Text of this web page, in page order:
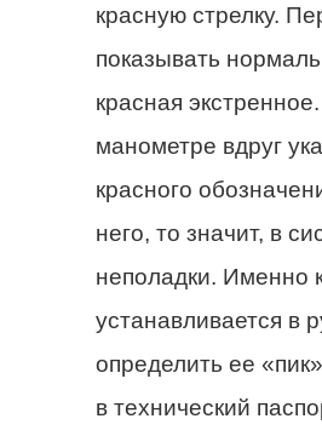
красную стрелку.
показывать
красная
манометре вдруг
красного
него, то значит, в
неполадки. Именно
устанавливается в
определить ее
в технический